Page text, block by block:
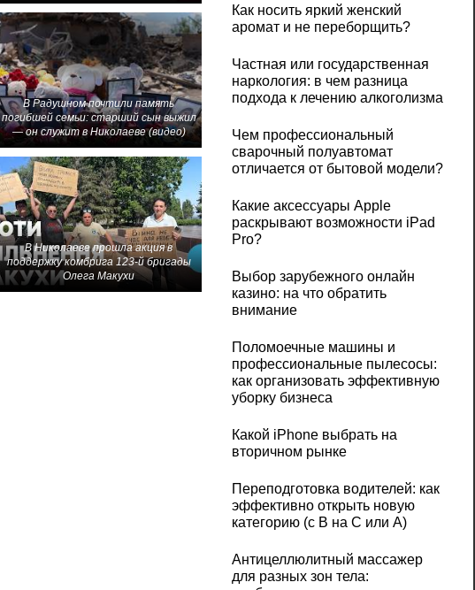
В Радушном почтили память
погибшей семьи: старший сын выжил
— он служит в Николаеве (видео)
В Николаеве прошла акция в
поддержку комбрига 123-й бригады
Олега Макухи
Как носить яркий женский
аромат и не переборщить?
Частная или государственная
наркология: в чем разница
подхода к лечению алкоголизма
Чем профессиональный
сварочный полуавтомат
отличается от бытовой модели?
Какие аксессуары Apple
раскрывают возможности iPad
Pro?
Выбор зарубежного онлайн
казино: на что обратить
внимание
Поломоечные машины и
профессиональные пылесосы:
как организовать эффективную
уборку бизнеса
Какой iPhone выбрать на
вторичном рынке
Переподготовка водителей: как
эффективно открыть новую
категорию (с B на C или А)
Антицеллюлитный массажер
для разных зон тела: